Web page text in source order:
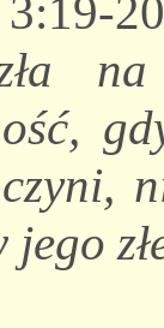
3:19-
jego